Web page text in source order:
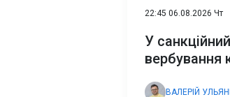
22:45 06.08.2026 Чт
У
вербування
ВАЛЕРІЙ